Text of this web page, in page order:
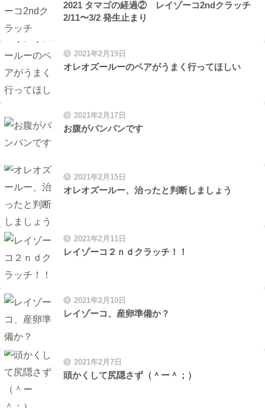
2021 タマゴの経過② レイゾーコ2ndクラッチ
2/11〜3/2 発生止まり
2021年2月19日
オレオズールーのペアがうまく行ってほしい
2021年2月17日
お腹がパンパンです
2021年2月15日
オレオズールー、治ったと判断しましょう
2021年2月11日
レイゾーコ２ｎｄクラッチ！！
2021年2月10日
レイゾーコ、産卵準備か？
2021年2月7日
頭かくして尻隠さず（＾ー＾；）